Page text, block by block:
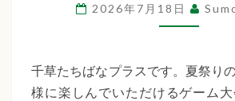
（ゲ
ー
大
会）
2026年7月18日
千草たちばなプラスです。夏祭り
様に楽しんでいただけるゲーム